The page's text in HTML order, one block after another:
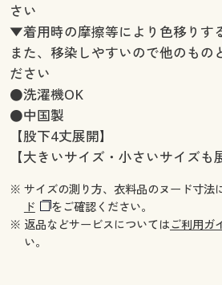
さい
▼着用時の摩擦等により色移りす
また、移染しやすいので他のもの
ださい
●洗濯機OK
●中国製
【股下4丈展開】
【大きいサイズ・小さいサイズも
※ サイズの測り方、衣料品のヌード寸法
ド
をご確認ください。
※ 返品などサービスについてはご利用ガ
い。